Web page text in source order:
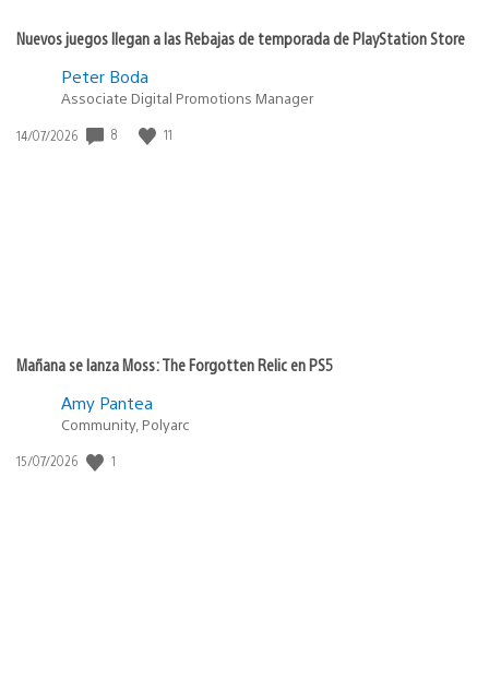
Nuevos juegos llegan a las Rebajas de temporada de PlayStation Store
Peter Boda
Associate Digital Promotions Manager
Fecha
14/07/2026 8 11
Mañana se lanza Moss: The Forgotten Relic en PS5
Amy Pantea
Community, Polyarc
Fecha
15/07/2026 1